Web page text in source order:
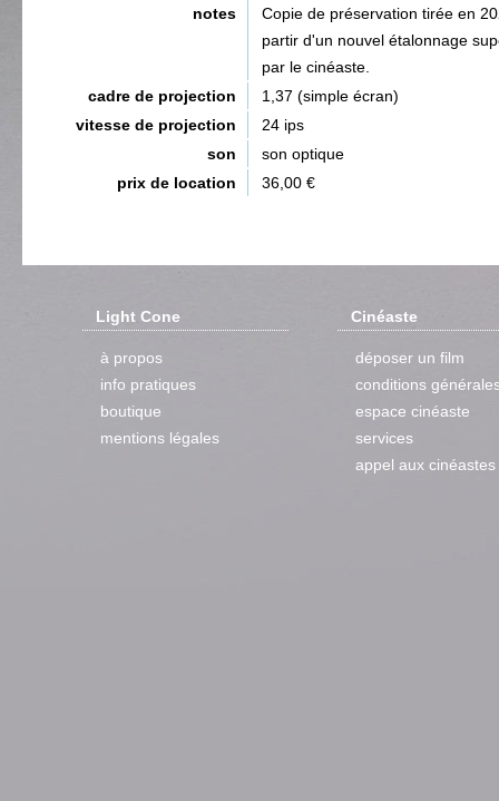
notes
Copie de préservation tirée en
partir d'un nouvel étalonnage
par le cinéaste.
cadre de projection
1,37 (simple écran)
vitesse de projection
24 ips
son
son optique
prix de location
36,00 €
Light Cone
à propos
info pratiques
boutique
mentions légales
Cinéaste
déposer un film
conditions
espace cinéaste
services
appel aux cinéastes